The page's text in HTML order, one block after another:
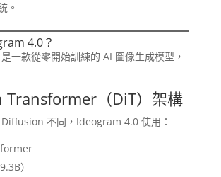
。
4.0？
一款從零開始訓練的 AI 圖像生成模型，
（DiT）架構
不同，Ideogram 4.0 使用：
）